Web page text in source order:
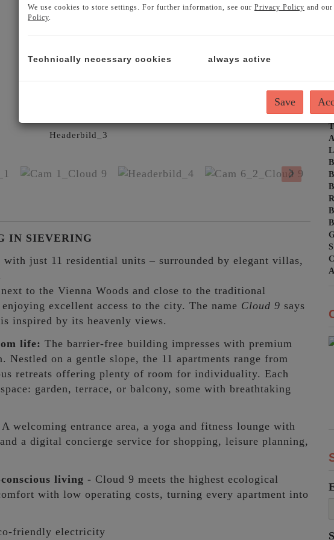
IN SIEVERING
just 11 residential units – surrounded by elegant villas,
to the Vienna Woods and close to the traditional
excellent access to the city. The name Cloud 9 says
inspired by its heavenly views.
life: The barrier-free building impresses with premium
Nestled on a gentle slope, the 11 apartments range from
retreats offering plenty of room for individuality. Each
garden, terrace, or balcony, some with breathtaking
A welcoming entrance area, a yoga and fitness lounge with
a digital concierge service for shopping, leisure planning,
living - Cloud 9 meets the highest ecological
with low operating costs, turning every apartment into
friendly electricity
We use cookies to store settings. For further information, see our Privacy Policy and
Policy
Technically necessary cookies always active
Save